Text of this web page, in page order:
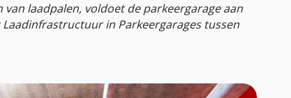
laadpalen, voldoet de parkeergarage aan
Laadinfrastructuur in Parkeergarages tussen